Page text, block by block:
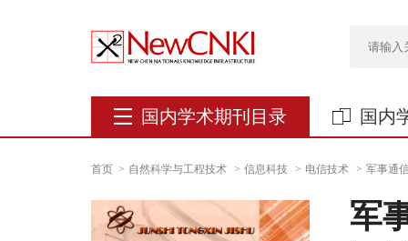
国内学术期刊目录 国内
首页 自然科学与工程技术 信息科技 电信技术 军事通
军